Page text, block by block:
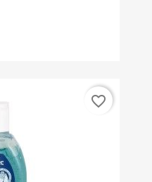
favorite_border